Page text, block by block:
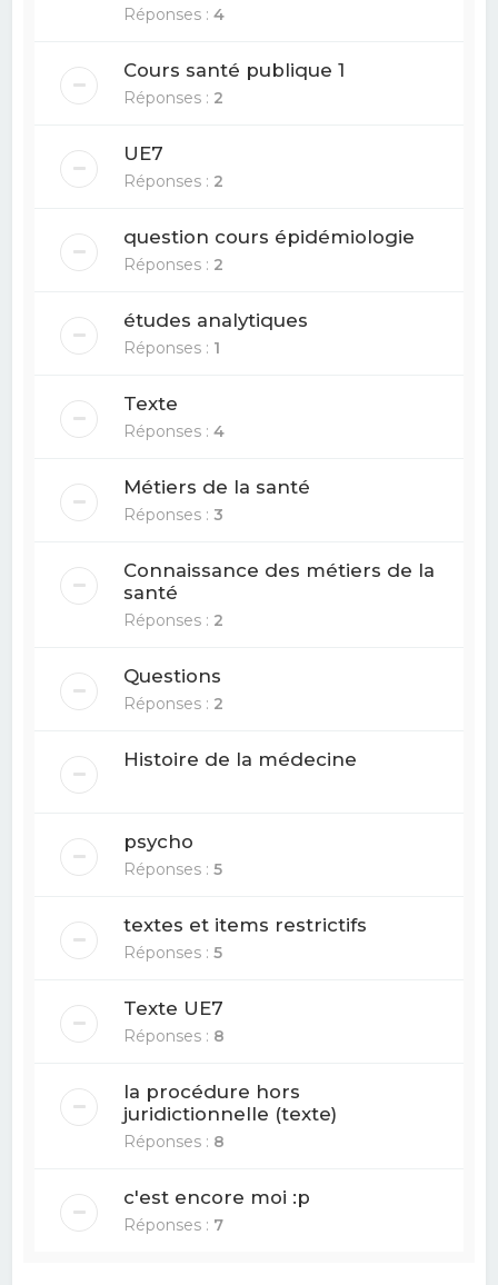
Réponses :4
Cours santé publique 1
Réponses : 2
UE7
Réponses : 2
question cours épidémiologie
Réponses : 2
études analytiques
Réponses : 1
Texte
Réponses :4
Métiers de la santé
Réponses :3
Connaissance des métiers de la
santé
Réponses : 2
Questions
Réponses : 2
Histoire de la médecine
psycho
Réponses :5
textes et items restrictifs
Réponses :5
Texte UE7
Réponses : 8
la procédure hors
juridictionnelle (texte)
Réponses : 8
c'est encore moi :p
Réponses : 7